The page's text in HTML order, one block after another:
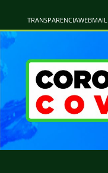
TRANSPARENCIAWEBMAIL